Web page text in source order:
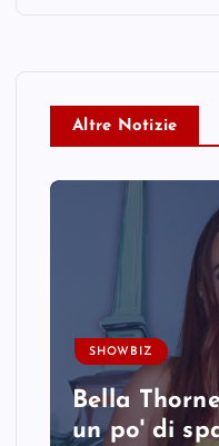
Altre Notizie
SHOWBIZ
Bella
un po' di